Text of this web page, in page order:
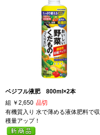
ベジフル液肥 800ml×2本
組 ￥2,650 品切
有機質入り 水で薄める液体肥料で収
穫量アップ！